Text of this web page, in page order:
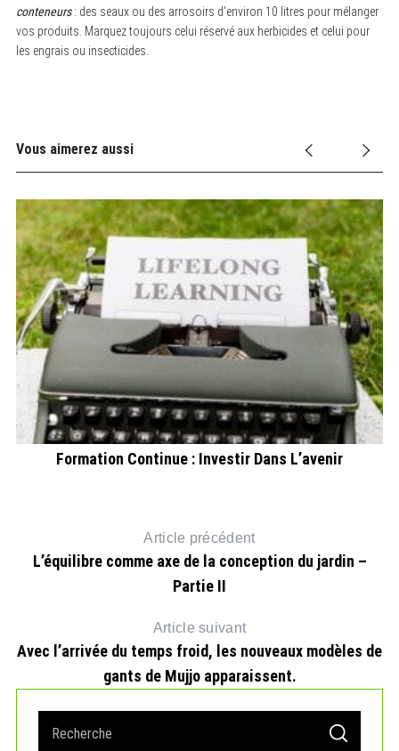
conteneurs: des seaux ou des arrosoirs d’environ 10 litres pour mélanger
vos produits. Marquez toujours celui réservé aux herbicides et celui pour
les engrais ou insecticides.
Vous aimerez aussi
Formation Continue : Investir Dans L’avenir
Article précédent
L’équilibre comme axe de la conception du jardin –
Partie II
Article suivant
Avec l’arrivée du temps froid, les nouveaux modèles de
gants de Mujjo apparaissent.
S
e
a
r
c
h
f
o